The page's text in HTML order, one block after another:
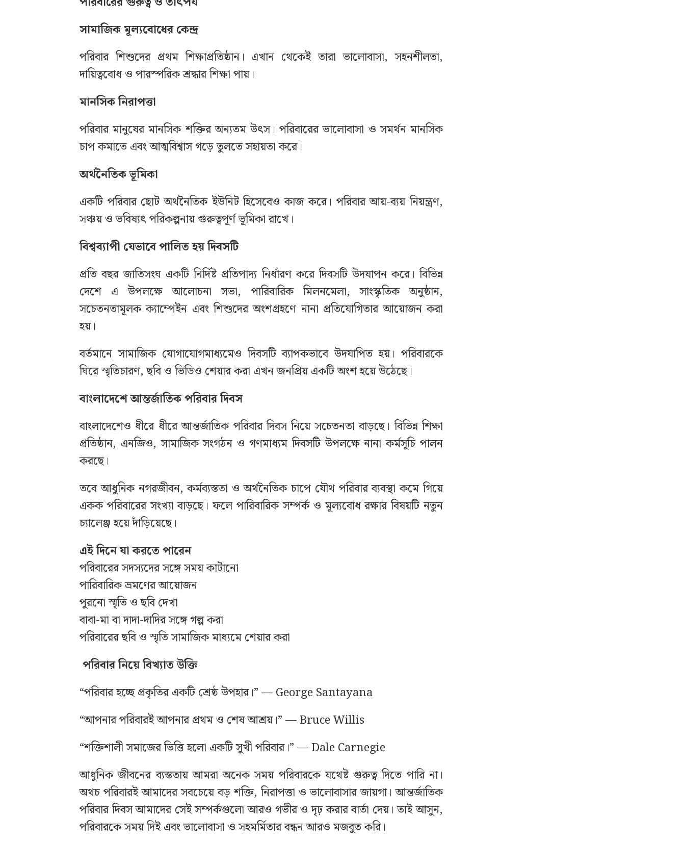
সামাজিক মূল্যবোধের কেন্দ্র
পরিবার শিশুদের প্রথম শিক্ষাপ্রতিষ্ঠান। এখান থেকেই তারা ভালোবাসা, সহনশীলতা,
দায়িত্ববোধ ও পারস্পরিক শ্রদ্ধার শিক্ষা পায়।
মানসিক নিরাপত্তা
পরিবার মানুষের মানসিক শক্তির অন্যতম উৎস। পরিবারের ভালোবাসা ও সমর্থন মানসিক
চাপ কমাতে এবং আত্মবিশ্বাস গড়ে তুলতে সহায়তা করে।
অর্থনৈতিক ভূমিকা
একটি পরিবার ছোট অর্থনৈতিক ইউনিট হিসেবেও কাজ করে। পরিবার আয়-ব্যয় নিয়ন্ত্রণ,
সঞ্চয় ও ভবিষ্যৎ পরিকল্পনায় গুরুত্বপূর্ণ ভূমিকা রাখে।
বিশ্বব্যাপী যেভাবে পালিত হয় দিবসটি
প্রতি বছর জাতিসংঘ একটি নির্দিষ্ট প্রতিপাদ্য নির্ধারণ করে দিবসটি উদযাপন করে। বিভিন্ন
দেশে এ উপলক্ষে আলোচনা সভা, পারিবারিক মিলনমেলা, সাংস্কৃতিক অনুষ্ঠান,
সচেতনতামূলক ক্যাম্পেইন এবং শিশুদের অংশগ্রহণে নানা প্রতিযোগিতার আয়োজন করা
হয়।
বর্তমানে সামাজিক যোগাযোগমাধ্যমেও দিবসটি ব্যাপকভাবে উদযাপিত হয়। পরিবারকে
ঘিরে স্মৃতিচারণ, ছবি ও ভিডিও শেয়ার করা এখন জনপ্রিয় একটি অংশ হয়ে উঠেছে।
বাংলাদেশে আন্তর্জাতিক পরিবার দিবস
বাংলাদেশেও ধীরে ধীরে আন্তর্জাতিক পরিবার দিবস নিয়ে সচেতনতা বাড়ছে। বিভিন্ন শিক্ষা
প্রতিষ্ঠান, এনজিও, সামাজিক সংগঠন ও গণমাধ্যম দিবসটি উপলক্ষে নানা কর্মসূচি পালন
করছে।
তবে আধুনিক নগরজীবন, কর্মব্যস্ততা ও অর্থনৈতিক চাপে যৌথ পরিবার ব্যবস্থা কমে গিয়ে
একক পরিবারের সংখ্যা বাড়ছে। ফলে পারিবারিক সম্পর্ক ও মূল্যবোধ রক্ষার বিষয়টি নতুন
চ্যালেঞ্জ হয়ে দাঁড়িয়েছে।
এই দিনে যা করতে পারেন
পরিবারের সদস্যদের সঙ্গে সময় কাটানো
পারিবারিক ভ্রমণের আয়োজন
পুরনো স্মৃতি ও ছবি দেখা
বাবা-মা বা দাদা-দাদির সঙ্গে গল্প করা
পরিবারের ছবি ও স্মৃতি সামাজিক মাধ্যমে শেয়ার করা
পরিবার নিয়ে বিখ্যাত উক্তি
“পরিবার হচ্ছে প্রকৃতির একটি শ্রেষ্ঠ উপহার।” — George Santayana
“আপনার পরিবারই আপনার প্রথম ও শেষ আশ্রয়।” — Bruce Willis
“শক্তিশালী সমাজের ভিত্তি হলো একটি সুখী পরিবার।” — Dale Carnegie
আধুনিক জীবনের ব্যস্ততায় আমরা অনেক সময় পরিবারকে যথেষ্ট গুরুত্ব দিতে পারি না।
অথচ পরিবারই আমাদের সবচেয়ে বড় শক্তি, নিরাপত্তা ও ভালোবাসার জায়গা। আন্তর্জাতিক
পরিবার দিবস আমাদের সেই সম্পর্কগুলো আরও গভীর ও দৃঢ় করার বার্তা দেয়। তাই আসুন,
পরিবারকে সময় দিই এবং ভালোবাসা ও সহমর্মিতার বন্ধন আরও মজবুত করি।